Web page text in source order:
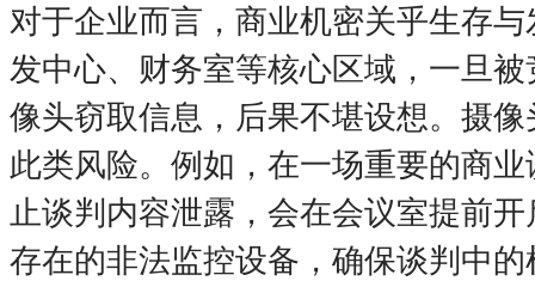
对于企业而言，商业机密关乎生存
发中心、财务室等核心区域，一旦
像头窃取信息，后果不堪设想。摄
此类风险。例如，在一场重要的商
止谈判内容泄露，会在会议室提前
存在的非法监控设备，确保谈判中